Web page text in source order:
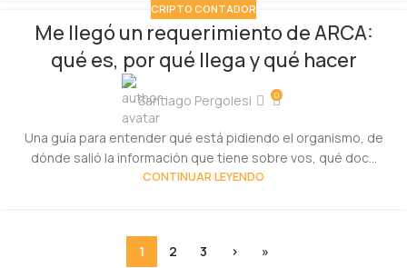
CRIPTO CONTADOR
Me llegó un requerimiento de ARCA:
qué es, por qué llega y qué hacer
Santiago Pergolesi 0
Una guía para entender qué está pidiendo el organismo, de
dónde salió la información que tiene sobre vos, qué doc...
CONTINUAR LEYENDO
1 2 3 › »